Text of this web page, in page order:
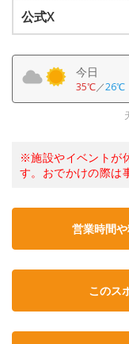
公式X
今日
35℃／26℃
※施設やイベントが
す。おでかけの際は
営業時間
このス